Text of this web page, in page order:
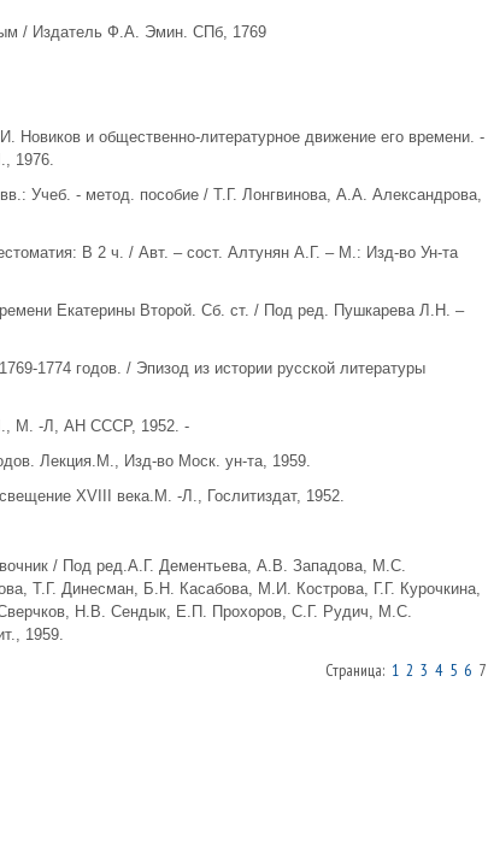
/ Издатель Ф.А. Эмин. СПб, 1769
Новиков и общественно-литературное движение его времени. -
1976.
Учеб. - метод. пособие / Т.Г. Лонгвинова, А.А. Александрова,
В 2 ч. / Авт. – сост. Алтунян А.Г. – М.: Изд-во Ун-та
Екатерины Второй. Сб. ст. / Под ред. Пушкарева Л.Н. –
1774 годов. / Эпизод из истории русской литературы
М. -Л, АН СССР, 1952. -
Лекция.М., Изд-во Моск. ун-та, 1959.
XVIII века.М. -Л., Гослитиздат, 1952.
/ Под ред.А.Г. Дементьева, А.В. Западова, М.С.
Т.Г. Динесман, Б.Н. Касабова, М.И. Кострова, Г.Г. Курочкина,
Н.В. Сендык, Е.П. Прохоров, С.Г. Рудич, М.С.
1959.
Страница: 1 2 3 4 5 67